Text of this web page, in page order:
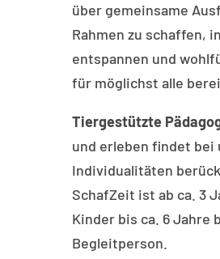
über gemeinsame
Rahmen zu schaffen,
entspannen und
für möglichst alle
Tiergestützte
und erleben findet bei
Individualitäten
SchafZeit ist ab ca. 3
Kinder bis ca. 6 Jahre
Begleitperson.